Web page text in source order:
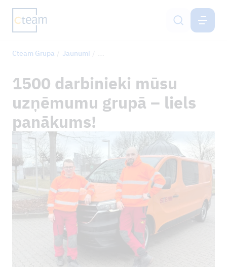
Cteam Group
Ilgtspēja un IMS
Karjera
Kontaktinformācija
ATSAUCES PROJEKTI
CTEAM GRUPA
Cteam Grupa Jaunumi 1500 darbinieki mūsu uzņēmumu
1500 darbinieki mūsu
uzņēmumu grupā – liels
panākums!